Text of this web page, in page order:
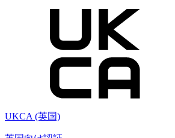
UKCA (英国)